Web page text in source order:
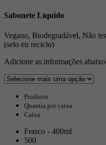
Sabonete Líquido
Vegano, Biodegradável, Não
(selo eu reciclo)
Adicione as informações
Produtos
Quantia por caixa
Caixa
Frasco - 400ml
500